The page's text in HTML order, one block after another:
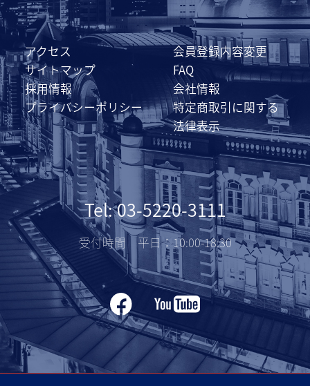
アクセス
会員登録内容変更
サイトマップ
FAQ
採用情報
会社情報
プライバシーポリシー
特定商取引に関する
法律表示
Tel: 03-5220-3111
受付時間 平日：10:00-18:30